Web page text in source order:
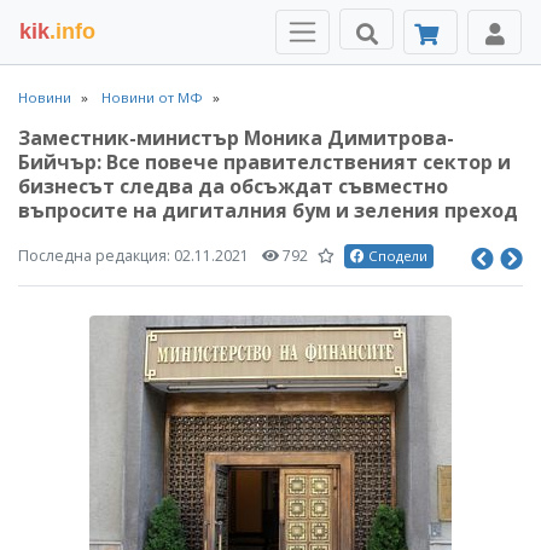
kik.info
Новини Новини от МФ
Заместник-министър Моника Димитрова-
Бийчър: Все повече правителственият сектор и
бизнесът следва да обсъждат съвместно
въпросите на дигиталния бум и зеления преход
Последна редакция: 02.11.2021 792 Сподели